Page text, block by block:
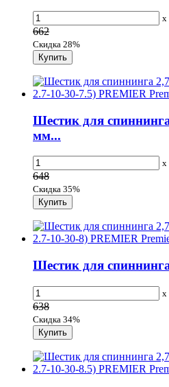
x
662
Скидка 28%
Шестик для
мм...
x
648
Скидка 35%
Шестик для
x
638
Скидка 34%